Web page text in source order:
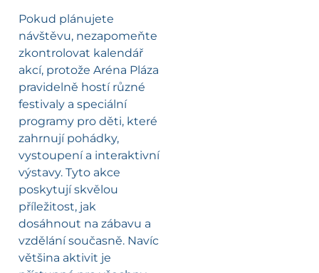
Pokud plánujete
návštěvu, nezapomeňte
zkontrolovat kalendář
akcí, protože Aréna Pláza
pravidelně hostí různé
festivaly a speciální
programy pro děti, které
zahrnují pohádky,
vystoupení a interaktivní
výstavy. Tyto akce
poskytují skvělou
příležitost, jak
dosáhnout na zábavu a
vzdělání současně. Navíc
většina aktivit je